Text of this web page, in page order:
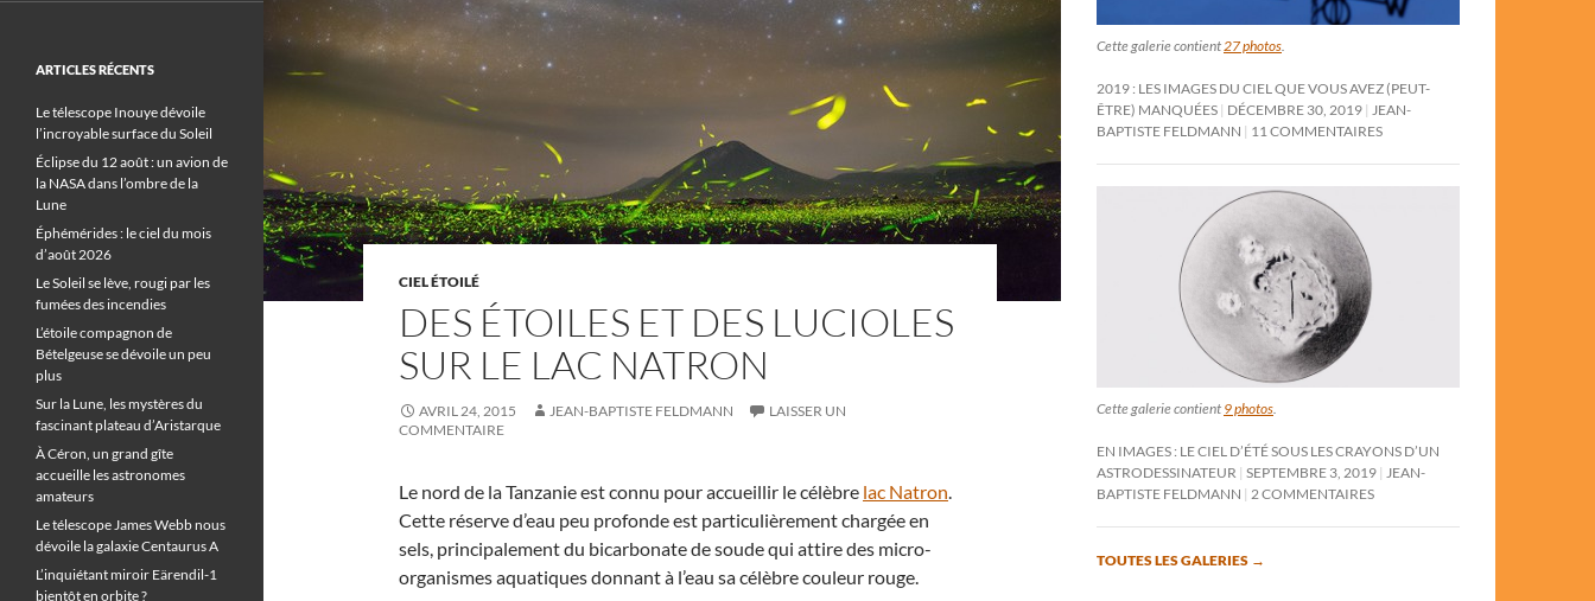
CIEL ÉTOILÉ
DES ÉTOILES ET DES LUCIOLES
SUR LE LAC NATRON
AVRIL 24, 2015 JEAN-BAPTISTE FELDMANN
LAISSER UN
COMMENTAIRE
Le nord de la Tanzanie est connu pour accueillir le célèbre lac Natron.
Cette réserve d’eau peu profonde est particulièrement chargée en
sels, principalement du bicarbonate de soude qui attire des micro-
organismes aquatiques donnant à l’eau sa célèbre couleur rouge.
Cette galerie contient27 photos.
2019 : LES IMAGES DU CIEL QUE VOUS AVEZ (PEUT-
ÊTRE) MANQUÉES DÉCEMBRE 30, 2019 JEAN-
BAPTISTE FELDMANN
11 COMMENTAIRES
Cette galerie contient 9 photos
EN IMAGES : LE CIEL D’ÉTÉ SOUS LES CRAYONS D’UN
ASTRODESSINATEUR SEPTEMBRE 3, 2019
JEAN-
BAPTISTE FELDMANN
2 COMMENTAIRES
TOUTES LES GALERIES →
ARTICLES RÉCENTS
Le télescope Inouye dévoile
l’incroyable surface du Soleil
Éclipse du 12 août : un avion de
la NASA dans l’ombre de la
Lune
Éphémérides : le ciel du mois
d’août 2026
Le Soleil se lève, rougi par les
fumées des incendies
L’étoile compagnon de
Bételgeuse se dévoile un peu
plus
Sur la Lune, les mystères du
fascinant plateau d’Aristarque
À Céron, un grand gîte
accueille les astronomes
amateurs
Le télescope James Webb nous
dévoile la galaxie Centaurus A
L’inquiétant miroir Eärendil-1
bientôt en orbite ?